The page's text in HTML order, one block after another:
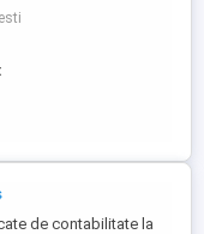
rapid și să
Ofer
juridică în materie
contestații,
de contabilitate la